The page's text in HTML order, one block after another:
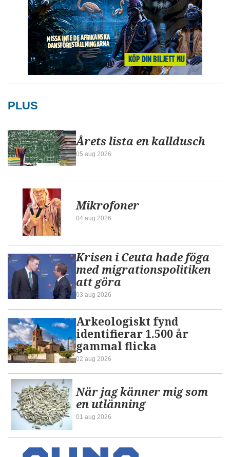
PLUS
Årets lista en kalldusch
05 aug 2026
Mikrofoner
04 aug 2026
Krisen i Ceuta hade föga
med migrationspolitiken
att göra
03 aug 2026
Arkeologiskt fynd
identifierar 1.500 år
gammal flicka
02 aug 2026
När jag känner mig som
en utlänning
01 aug 2026